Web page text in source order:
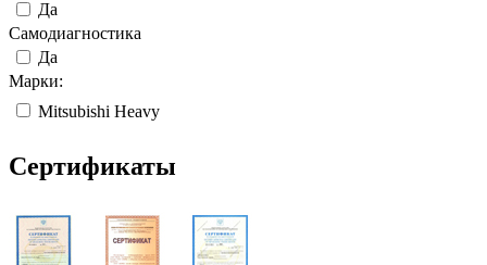
Да
Самодиагностика
Да
Марки:
Mitsubishi Heavy
Сертификаты